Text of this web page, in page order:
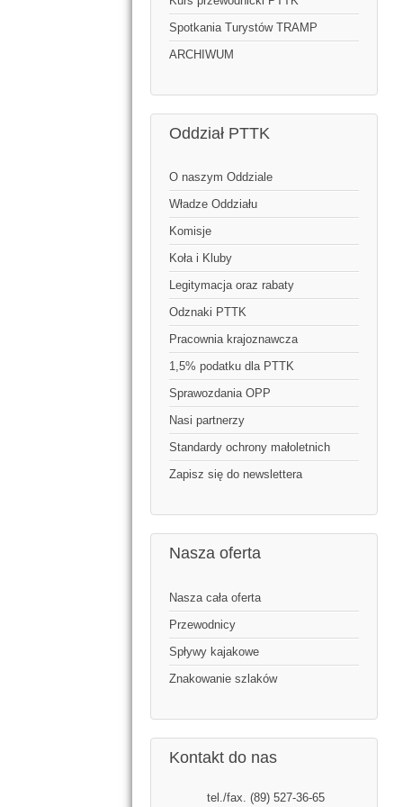
Spotkania Turystów TRAMP
ARCHIWUM
Oddział PTTK
O naszym Oddziale
Władze Oddziału
Komisje
Koła i Kluby
Legitymacja oraz rabaty
Odznaki PTTK
Pracownia krajoznawcza
1,5% podatku dla PTTK
Sprawozdania OPP
Nasi partnerzy
Standardy ochrony małoletnich
Zapisz się do newslettera
Nasza oferta
Nasza cała oferta
Przewodnicy
Spływy kajakowe
Znakowanie szlaków
Kontakt do nas
tel./fax. (89) 527-36-65